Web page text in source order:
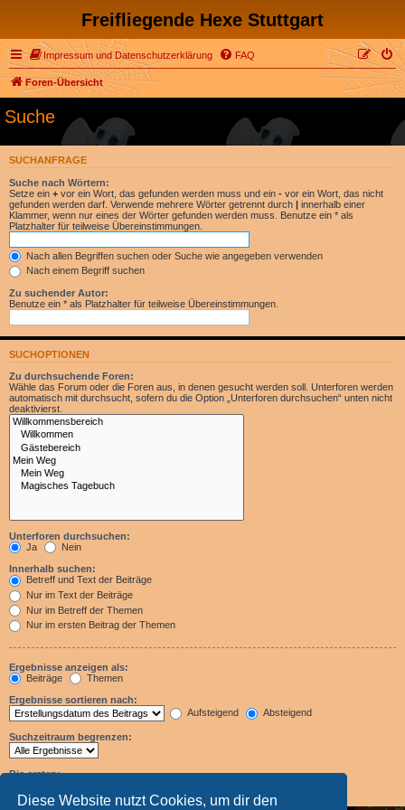
Diese Website nutzt Cookies, um dir den
Freifliegende Hexe Stuttgart
Impressum und Datenschutzerklärung FAQ
Foren-Übersicht
Suche
SUCHANFRAGE
Suche nach Wörtern:
Setze ein + vor ein Wort, das gefunden werden muss und ein - vor ein Wort, das nicht
gefunden werden darf. Verwende mehrere Wörter getrennt durch | innerhalb einer
Klammer, wenn nur eines der Wörter gefunden werden muss. Benutze ein * als
Platzhalter für teilweise Übereinstimmungen.
Nach allen Begriffen suchen oder Suche wie angegeben verwenden
Nach einem Begriff suchen
Zu suchender Autor:
Benutze ein * als Platzhalter für teilweise Übereinstimmungen.
SUCHOPTIONEN
Zu durchsuchende Foren:
Wähle das Forum oder die Foren aus, in denen gesucht werden soll. Unterforen werden
automatisch mit durchsucht, sofern du die Option „Unterforen durchsuchen“ unten nicht
deaktivierst.
Unterforen durchsuchen:
Ja
Nein
Innerhalb suchen:
Betreff und Text der Beiträge
Nur im Text der Beiträge
Nur im Betreff der Themen
Nur im ersten Beitrag der Themen
Ergebnisse anzeigen als:
Beiträge
Themen
Ergebnisse sortieren nach:
Aufsteigend
Absteigend
Suchzeitraum begrenzen:
Die ersten: